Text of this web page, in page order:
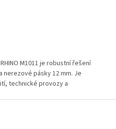
M1011 je robustní řešení
pásky 12 mm. Je
technické provozy a